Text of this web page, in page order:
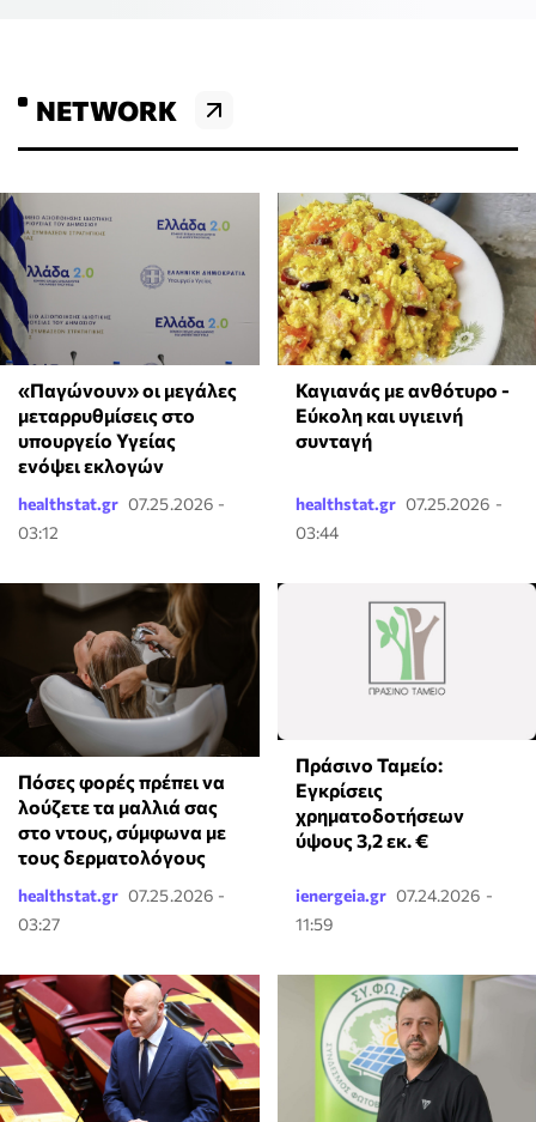
NETWORK
«Παγώνουν» οι μεγάλες
μεταρρυθμίσεις στο
υπουργείο Υγείας
ενόψει εκλογών
healthstat.gr 07.25.2026 -
03:12
Καγιανάς με ανθότυρο -
Εύκολη και υγιεινή
συνταγή
healthstat.gr 07.25.2026 -
03:44
Πόσες φορές πρέπει να
λούζετε τα μαλλιά σας
στο ντους, σύμφωνα με
τους δερματολόγους
healthstat.gr 07.25.2026 -
03:27
Πράσινο Ταμείο:
Εγκρίσεις
χρηματοδοτήσεων
ύψους 3,2 εκ. €
ienergeia.gr 07.24.2026 -
11:59